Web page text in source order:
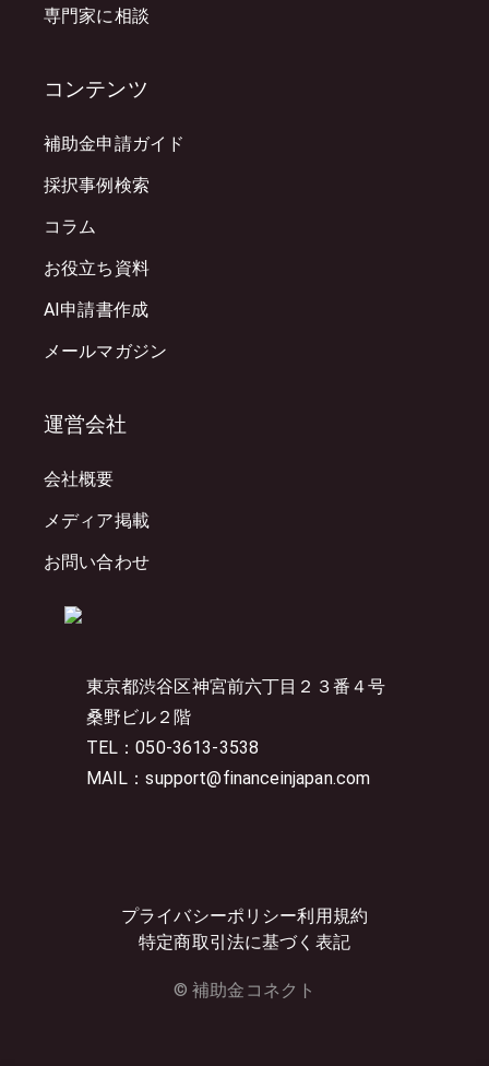
東京都渋谷区神宮前六丁目２３番４号
桑野ビル２階
TEL：050-3613-3538
MAIL：support@financeinjapan.com
プライバシーポリシー利用規約
特定商取引法に基づく表記
© 補助金コネクト
専門家に相談
コンテンツ
補助金申請ガイド
採択事例検索
コラム
お役立ち資料
AI申請書作成
メールマガジン
運営会社
会社概要
メディア掲載
お問い合わせ